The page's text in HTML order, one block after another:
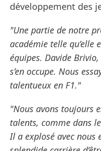
développement des
"Une partie de notre
académie telle qu’elle
équipes. Davide
s’en occupe. Nous
talentueux en F1."
"Nous avons toujours
talents, comme dans
Il a explosé avec nous